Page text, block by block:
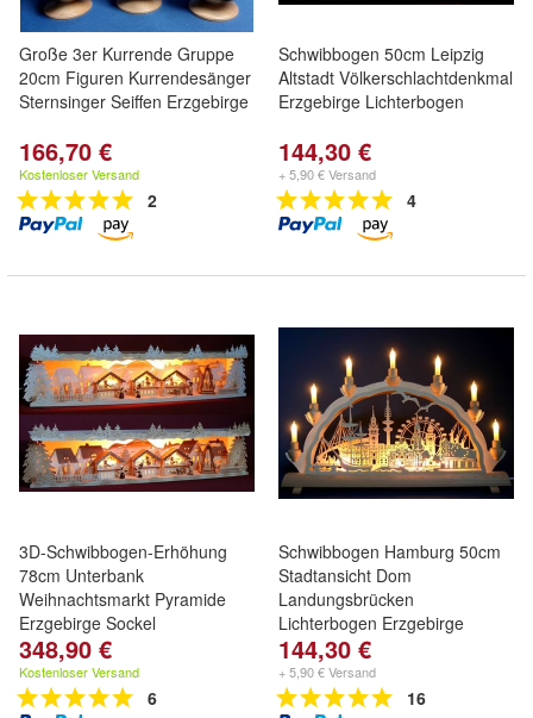
Große 3er Kurrende Gruppe
20cm Figuren Kurrendesänger
Sternsinger Seiffen Erzgebirge
166,70 €
Kostenloser Versand
2
Schwibbogen 50cm Leipzig
Altstadt Völkerschlachtdenkmal
Erzgebirge Lichterbogen
144,30 €
+ 5,90 € Versand
4
3D-Schwibbogen-Erhöhung
78cm Unterbank
Weihnachtsmarkt Pyramide
Erzgebirge Sockel
348,90 €
Kostenloser Versand
6
Schwibbogen Hamburg 50cm
Stadtansicht Dom
Landungsbrücken
Lichterbogen Erzgebirge
144,30 €
+ 5,90 € Versand
16